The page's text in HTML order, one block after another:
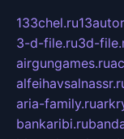
133chel.ru
3-d-file.ru3d-
airgungames.ru
aria-family.ru
bankaribi.ru